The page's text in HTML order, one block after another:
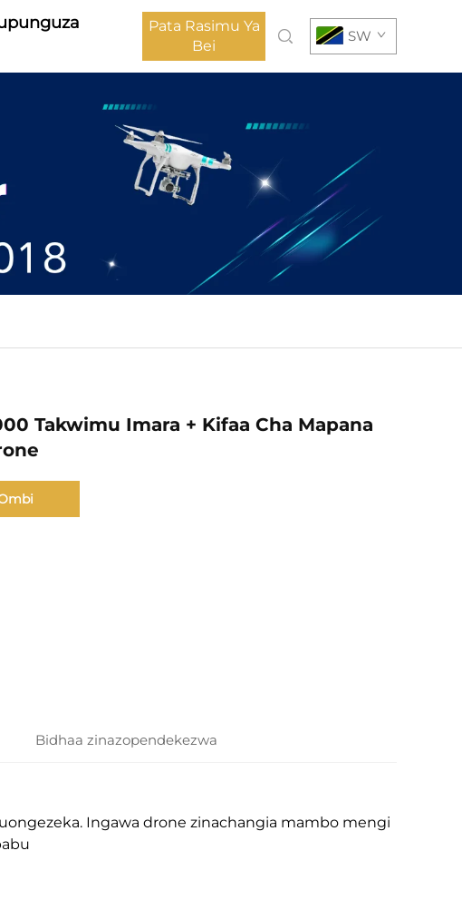
Pata Rasimu Ya
Bei
SW
Takwimu Imara + Kifaa Cha Mapana
Bidhaa zinazopendekezwa
Ingawa drone zinachangia mambo mengi